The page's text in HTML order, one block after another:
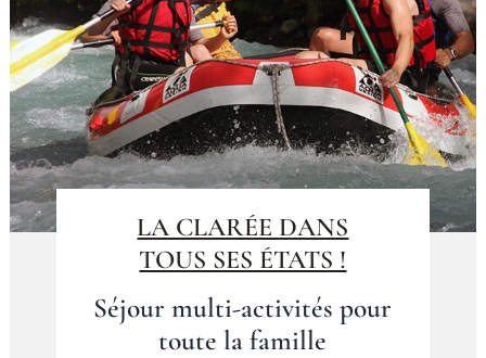
LA CLARÉE DANS
TOUS SES ÉTATS !
Séjour multi-activités pour
toute la famille